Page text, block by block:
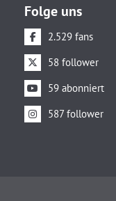
Folge uns
2.529 fans
58 follower
59 abonniert
587 follower